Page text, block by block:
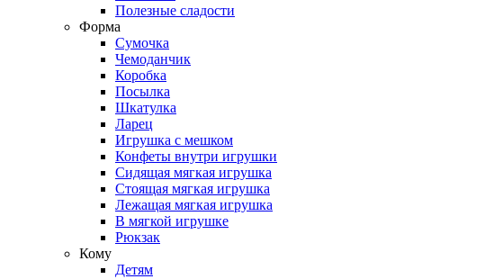
Полезные сладости
Форма
Сумочка
Чемоданчик
Коробка
Посылка
Шкатулка
Ларец
Игрушка с мешком
Конфеты внутри игрушки
Сидящая мягкая игрушка
Стоящая мягкая игрушка
Лежащая мягкая игрушка
В мягкой игрушке
Рюкзак
Кому
Детям